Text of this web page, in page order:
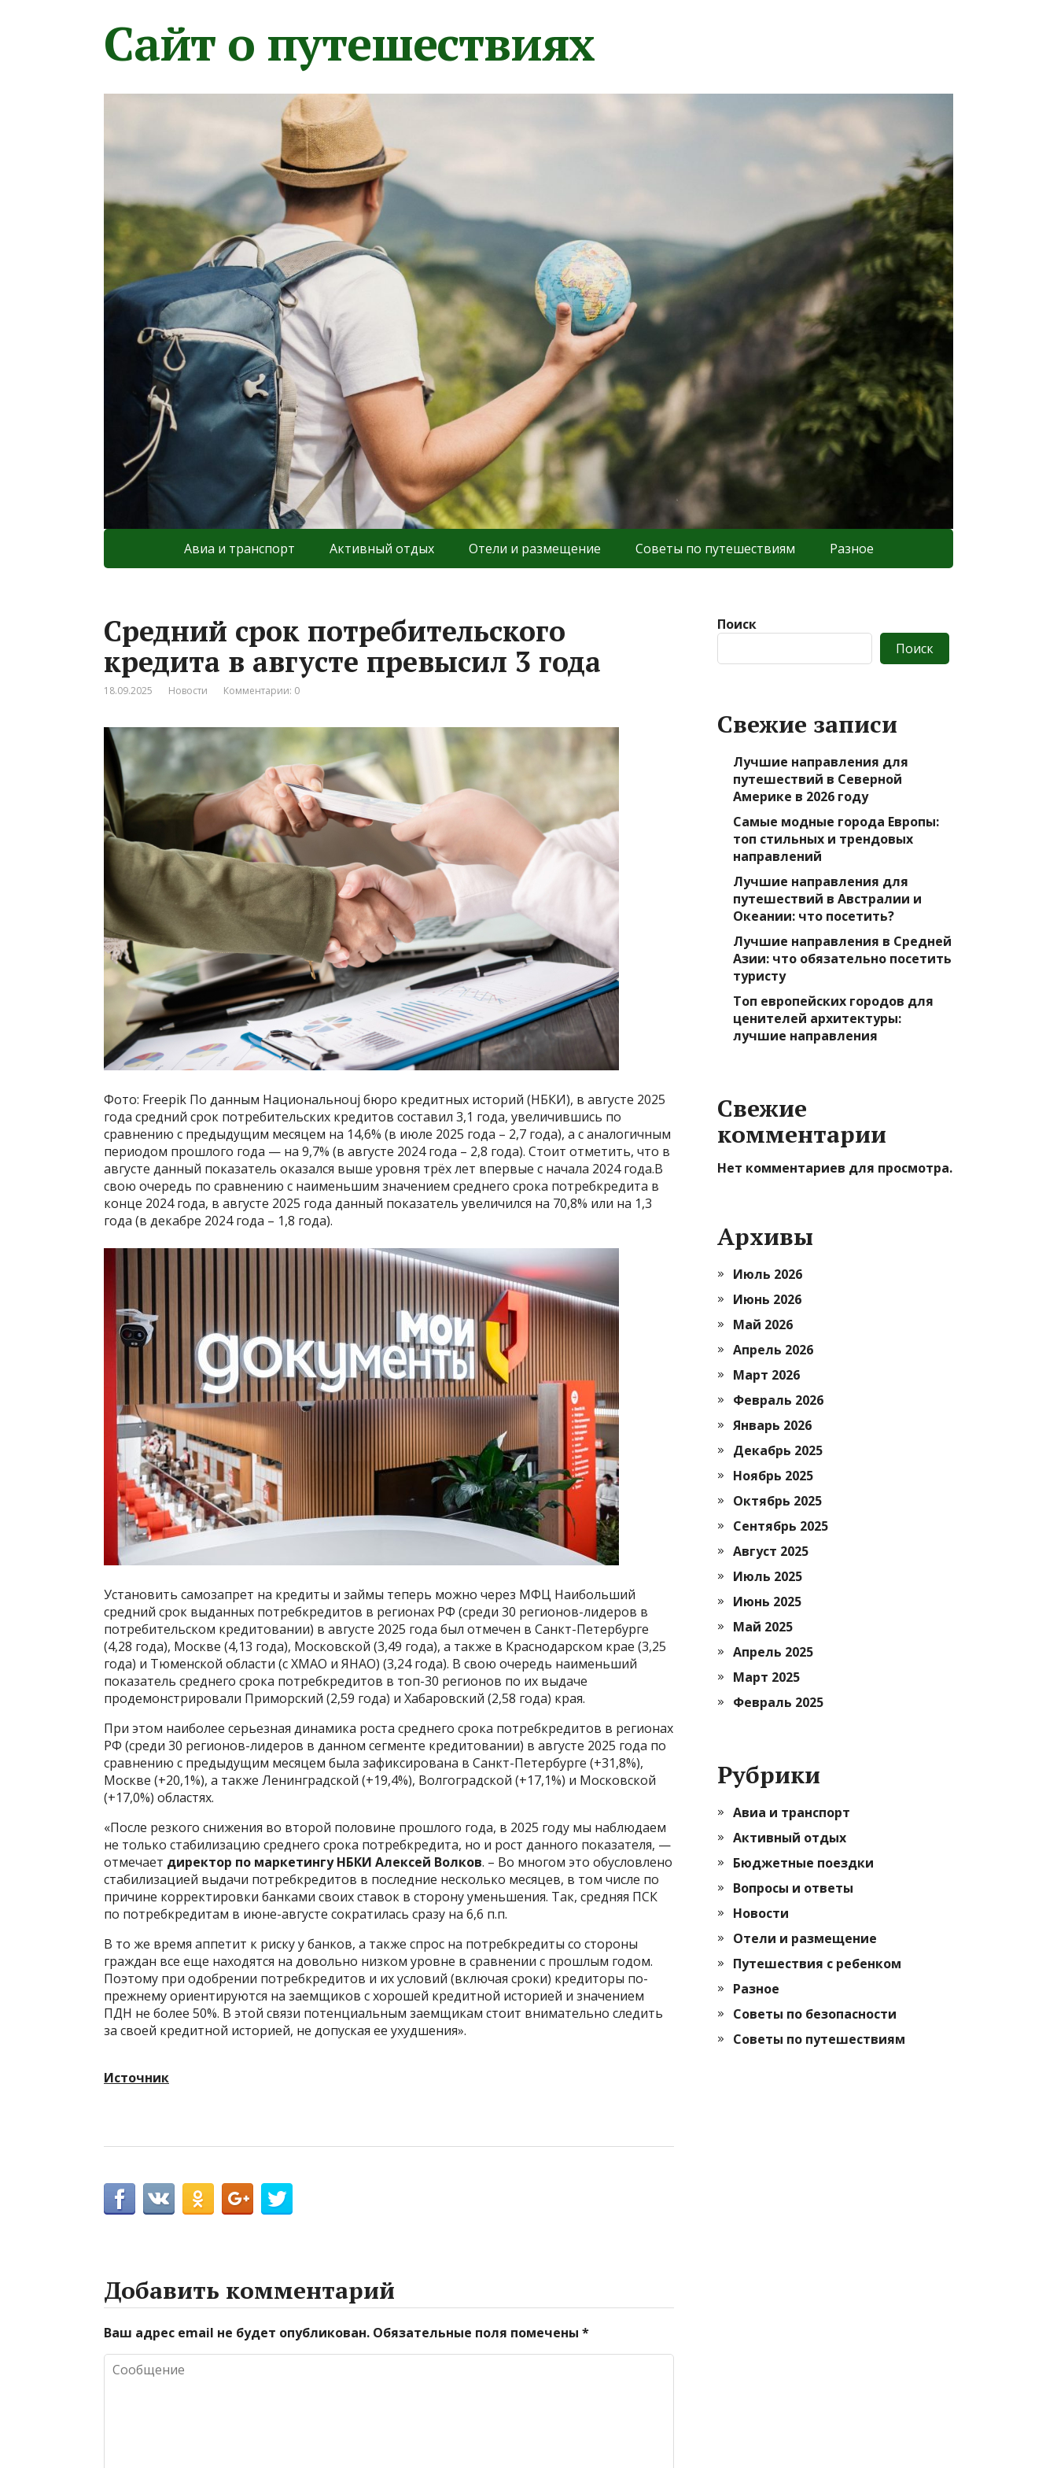
Сайт о путешествиях
Авиа и транспорт Активный отдых Отели и размещение Советы по путешествиям Разное
Средний срок потребительского
кредита в августе превысил 3 года
18.09.2025 Новости Комментарии: 0
Фото: Freepik По данным Национальноuj бюро кредитных историй (НБКИ), в августе 2025
года средний срок потребительских кредитов составил 3,1 года, увеличившись по
сравнению с предыдущим месяцем на 14,6% (в июле 2025 года – 2,7 года), а с аналогичным
периодом прошлого года — на 9,7% (в августе 2024 года – 2,8 года). Стоит отметить, что в
августе данный показатель оказался выше уровня трёх лет впервые с начала 2024 года.В
свою очередь по сравнению с наименьшим значением среднего срока потребкредита в
конце 2024 года, в августе 2025 года данный показатель увеличился на 70,8% или на 1,3
года (в декабре 2024 года – 1,8 года).
Установить самозапрет на кредиты и займы теперь можно через МФЦ Наибольший
средний срок выданных потребкредитов в регионах РФ (среди 30 регионов-лидеров в
потребительском кредитовании) в августе 2025 года был отмечен в Санкт-Петербурге
(4,28 года), Москве (4,13 года), Московской (3,49 года), а также в Краснодарском крае (3,25
года) и Тюменской области (с ХМАО и ЯНАО) (3,24 года). В свою очередь наименьший
показатель среднего срока потребкредитов в топ-30 регионов по их выдаче
продемонстрировали Приморский (2,59 года) и Хабаровский (2,58 года) края.
При этом наиболее серьезная динамика роста среднего срока потребкредитов в регионах
РФ (среди 30 регионов-лидеров в данном сегменте кредитовании) в августе 2025 года по
сравнению с предыдущим месяцем была зафиксирована в Санкт-Петербурге (+31,8%),
Москве (+20,1%), а также Ленинградской (+19,4%), Волгоградской (+17,1%) и Московской
(+17,0%) областях.
«После резкого снижения во второй половине прошлого года, в 2025 году мы наблюдаем
не только стабилизацию среднего срока потребкредита, но и рост данного показателя, —
отмечает директор по маркетингу НБКИ Алексей Волков. – Во многом это обусловлено
стабилизацией выдачи потребкредитов в последние несколько месяцев, в том числе по
причине корректировки банками своих ставок в сторону уменьшения. Так, средняя ПСК
по потребкредитам в июне-августе сократилась сразу на 6,6 п.п.
В то же время аппетит к риску у банков, а также спрос на потребкредиты со стороны
граждан все еще находятся на довольно низком уровне в сравнении с прошлым годом.
Поэтому при одобрении потребкредитов и их условий (включая сроки) кредиторы по-
прежнему ориентируются на заемщиков с хорошей кредитной историей и значением
ПДН не более 50%. В этой связи потенциальным заемщикам стоит внимательно следить
за своей кредитной историей, не допуская ее ухудшения».
Источник
Добавить комментарий
Ваш адрес email не будет опубликован. Обязательные поля помечены *
Поиск
Поиск
Свежие записи
Лучшие направления для
путешествий в Северной
Америке в 2026 году
Самые модные города Европы:
топ стильных и трендовых
направлений
Лучшие направления для
путешествий в Австралии и
Океании: что посетить?
Лучшие направления в Средней
Азии: что обязательно посетить
туристу
Топ европейских городов для
ценителей архитектуры:
лучшие направления
Свежие
комментарии
Нет комментариев для просмотра.
Архивы
Июль 2026
Июнь 2026
Май 2026
Апрель 2026
Март 2026
Февраль 2026
Январь 2026
Декабрь 2025
Ноябрь 2025
Октябрь 2025
Сентябрь 2025
Август 2025
Июль 2025
Июнь 2025
Май 2025
Апрель 2025
Март 2025
Февраль 2025
Рубрики
Авиа и транспорт
Активный отдых
Бюджетные поездки
Вопросы и ответы
Новости
Отели и размещение
Путешествия с ребенком
Разное
Советы по безопасности
Советы по путешествиям